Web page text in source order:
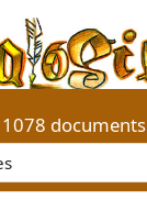
documents